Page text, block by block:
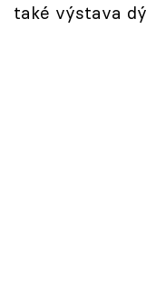
také výstava